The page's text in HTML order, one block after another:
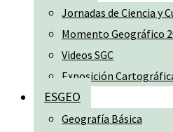
Jornadas de Ciencia y
Momento Geográfico
Videos SGC
Exposición
ESGEO
Geografía Básica